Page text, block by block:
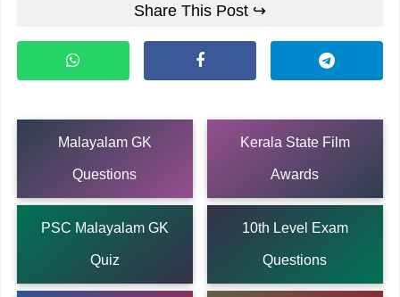
Share This Post ↪
Malayalam GK
Questions
Kerala State Film
Awards
PSC Malayalam GK
Quiz
10th Level Exam
Questions